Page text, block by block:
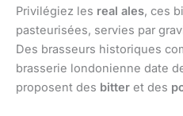
Privilégiez les real ales, ces
pasteurisées, servies par
Des brasseurs historiques
brasserie londonienne date
proposent des bitter et des